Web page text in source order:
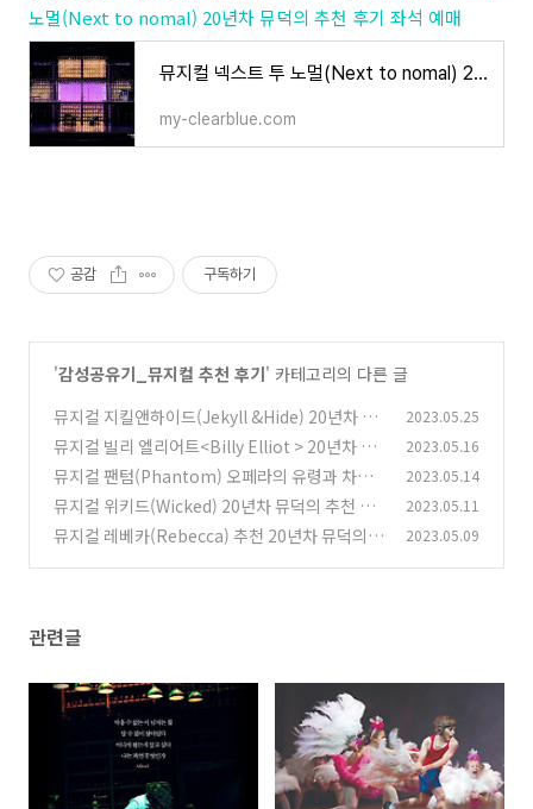
노멀(Next to nomal) 20년차 뮤덕의 추천 후기 좌석 예매
뮤지컬 넥스트 투 노멀(Next to nomal) 20년차 뮤덕의 추천 후기 좌석 예매
my-clearblue.com
공감 구독하기
'감성공유기_뮤지컬 추천 후기' 카테고리의 다른 글
뮤지컬 지킬앤하이드(Jekyll &Hide) 20년차 뮤
덕의 뮤지컬 추천 후기 (0)
2023.05.25
뮤지컬 빌리 엘리어트<Billy Elliot > 20년차 뮤
덕의 추천 후기 좌석 예매
(0)
2023.05.16
뮤지컬 팬텀(Phantom) 오페라의 유령과 차이
다른점 비교 20년차 뮤덕의 추천 후기 예매 좌석
(0)
2023.05.14
뮤지컬 위키드(Wicked) 20년차 뮤덕의 추천 후
기 좌석 예매_2025년 영화 <위키드(Wicked)_F
2023.05.11
뮤지컬 레베카(Rebecca) 추천 20년차 뮤덕의
2023.05.09
관련글